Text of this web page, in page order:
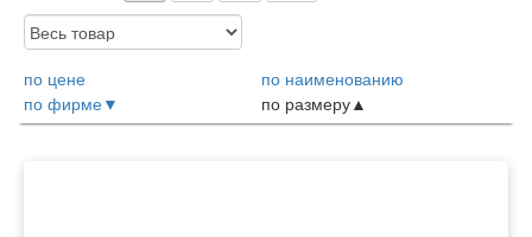
Доступность:
по цене
по наименованию
по фирме
по размеру